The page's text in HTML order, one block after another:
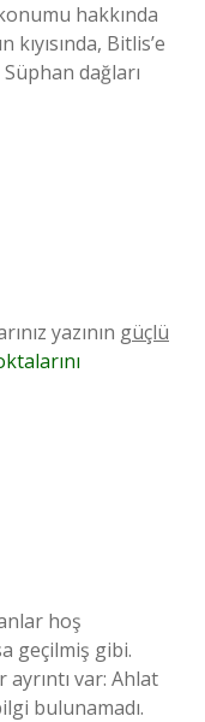
hakkında
Bitlis’e
dağları
yazının güçlü
hoş
geçilmiş gibi.
ayrıntı var: Ahlat
bulunamadı.